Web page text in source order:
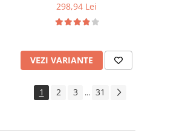
298,94 Lei
VEZI VARIANTE
1 2 3 ... 31